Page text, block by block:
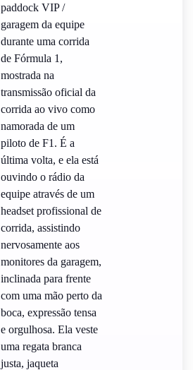
paddock VIP /
garagem da equipe
durante uma corrida
de Fórmula 1,
mostrada na
transmissão oficial da
corrida ao vivo como
namorada de um
piloto de F1. É a
última volta, e ela está
ouvindo o rádio da
equipe através de um
headset profissional de
corrida, assistindo
nervosamente aos
monitores da garagem,
inclinada para frente
com uma mão perto da
boca, expressão tensa
e orgulhosa. Ela veste
uma regata branca
justa, jaqueta